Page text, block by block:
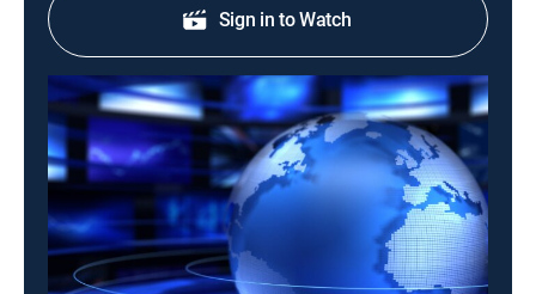
Sign in to Watch